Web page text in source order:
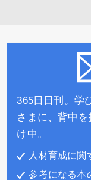
365日日刊。学
さまに、背中
け中。
人材育成に関
参考になる本